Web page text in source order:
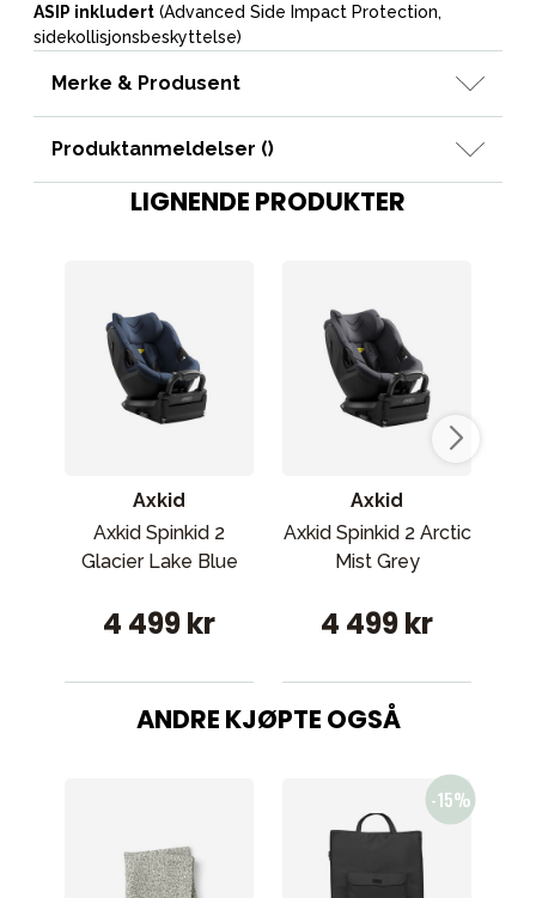
ASIP inkludert (Advanced Side Impact Protection,
sidekollisjonsbeskyttelse)
Merke & Produsent
Produktanmeldelser ()
LIGNENDE PRODUKTER
Axkid
Axkid Spinkid 2
Glacier Lake Blue
4 499 kr
Axkid
Axkid Spinkid 2 Arctic
Mist Grey
4 499 kr
ANDRE KJØPTE OGSÅ